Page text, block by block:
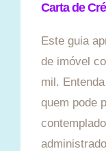
Carta de
Este guia
de imóvel
mil.
quem pode